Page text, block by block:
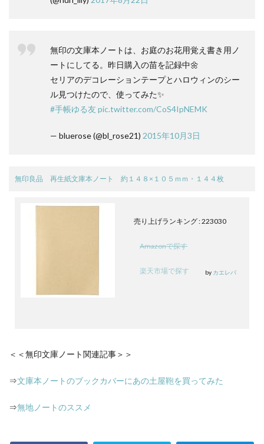
無印の文庫本ノートは、お庭のお花用覚え書き用ノ
ートにしてる。昨日購入の苗を記録中🌼
セリアのデコレーションテープとハロウィンのシー
ル見つけたので、使ってみた✨
#手帳ゆる友pic.twitter.com/CoS4IpNEMK
— bluerose (@bl_rose21) 2015年10月3日
無印良品 再生紙文庫本ノート 約１４８×１０５ｍｍ・１４４枚
売り上げランキング : 223030
Amazonで探す
楽天市場で探す by カエレバ
＜＜無印文庫ノート関連記事＞＞
⇒文庫本ノートのブックカバーにあの土屋鞄を買ってみた
⇒無地ノートのススメ